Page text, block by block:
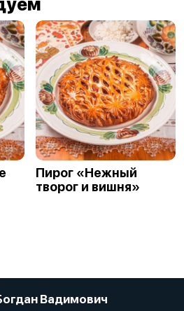
Пирог «Нежный
творог и вишня»
Вадимович